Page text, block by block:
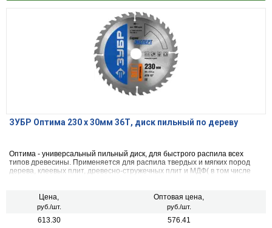
ЗУБР Оптима 230 x 30мм 36Т, диск пильный по дереву
Оптима - универсальный пильный диск, для быстрого распила всех
типов древесины. Применяется для распила твердых и мягких пород
дерева, клеевых плит, древесно-стружечных плит и МДФ( в том числе
Цена,
руб./шт.
Оптовая цена,
руб./шт.
613.30 576.41